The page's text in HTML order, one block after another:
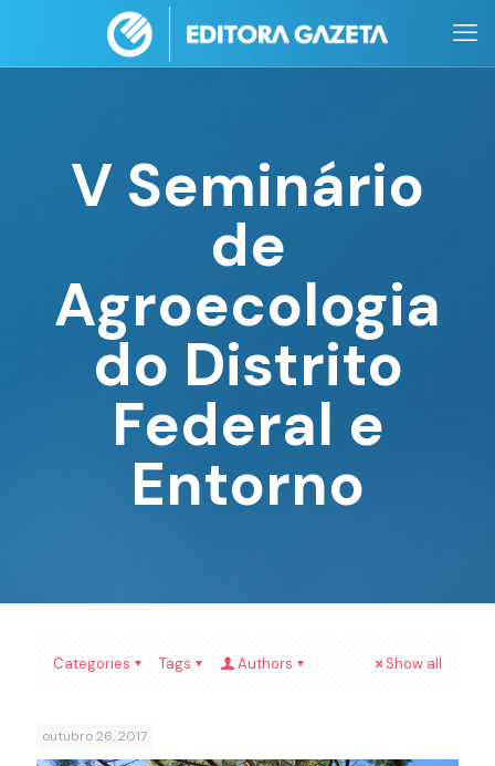
V Seminário
de
Agroecologia
do Distrito
Federal e
Entorno
Categories Tags Authors Show all
outubro 26, 2017